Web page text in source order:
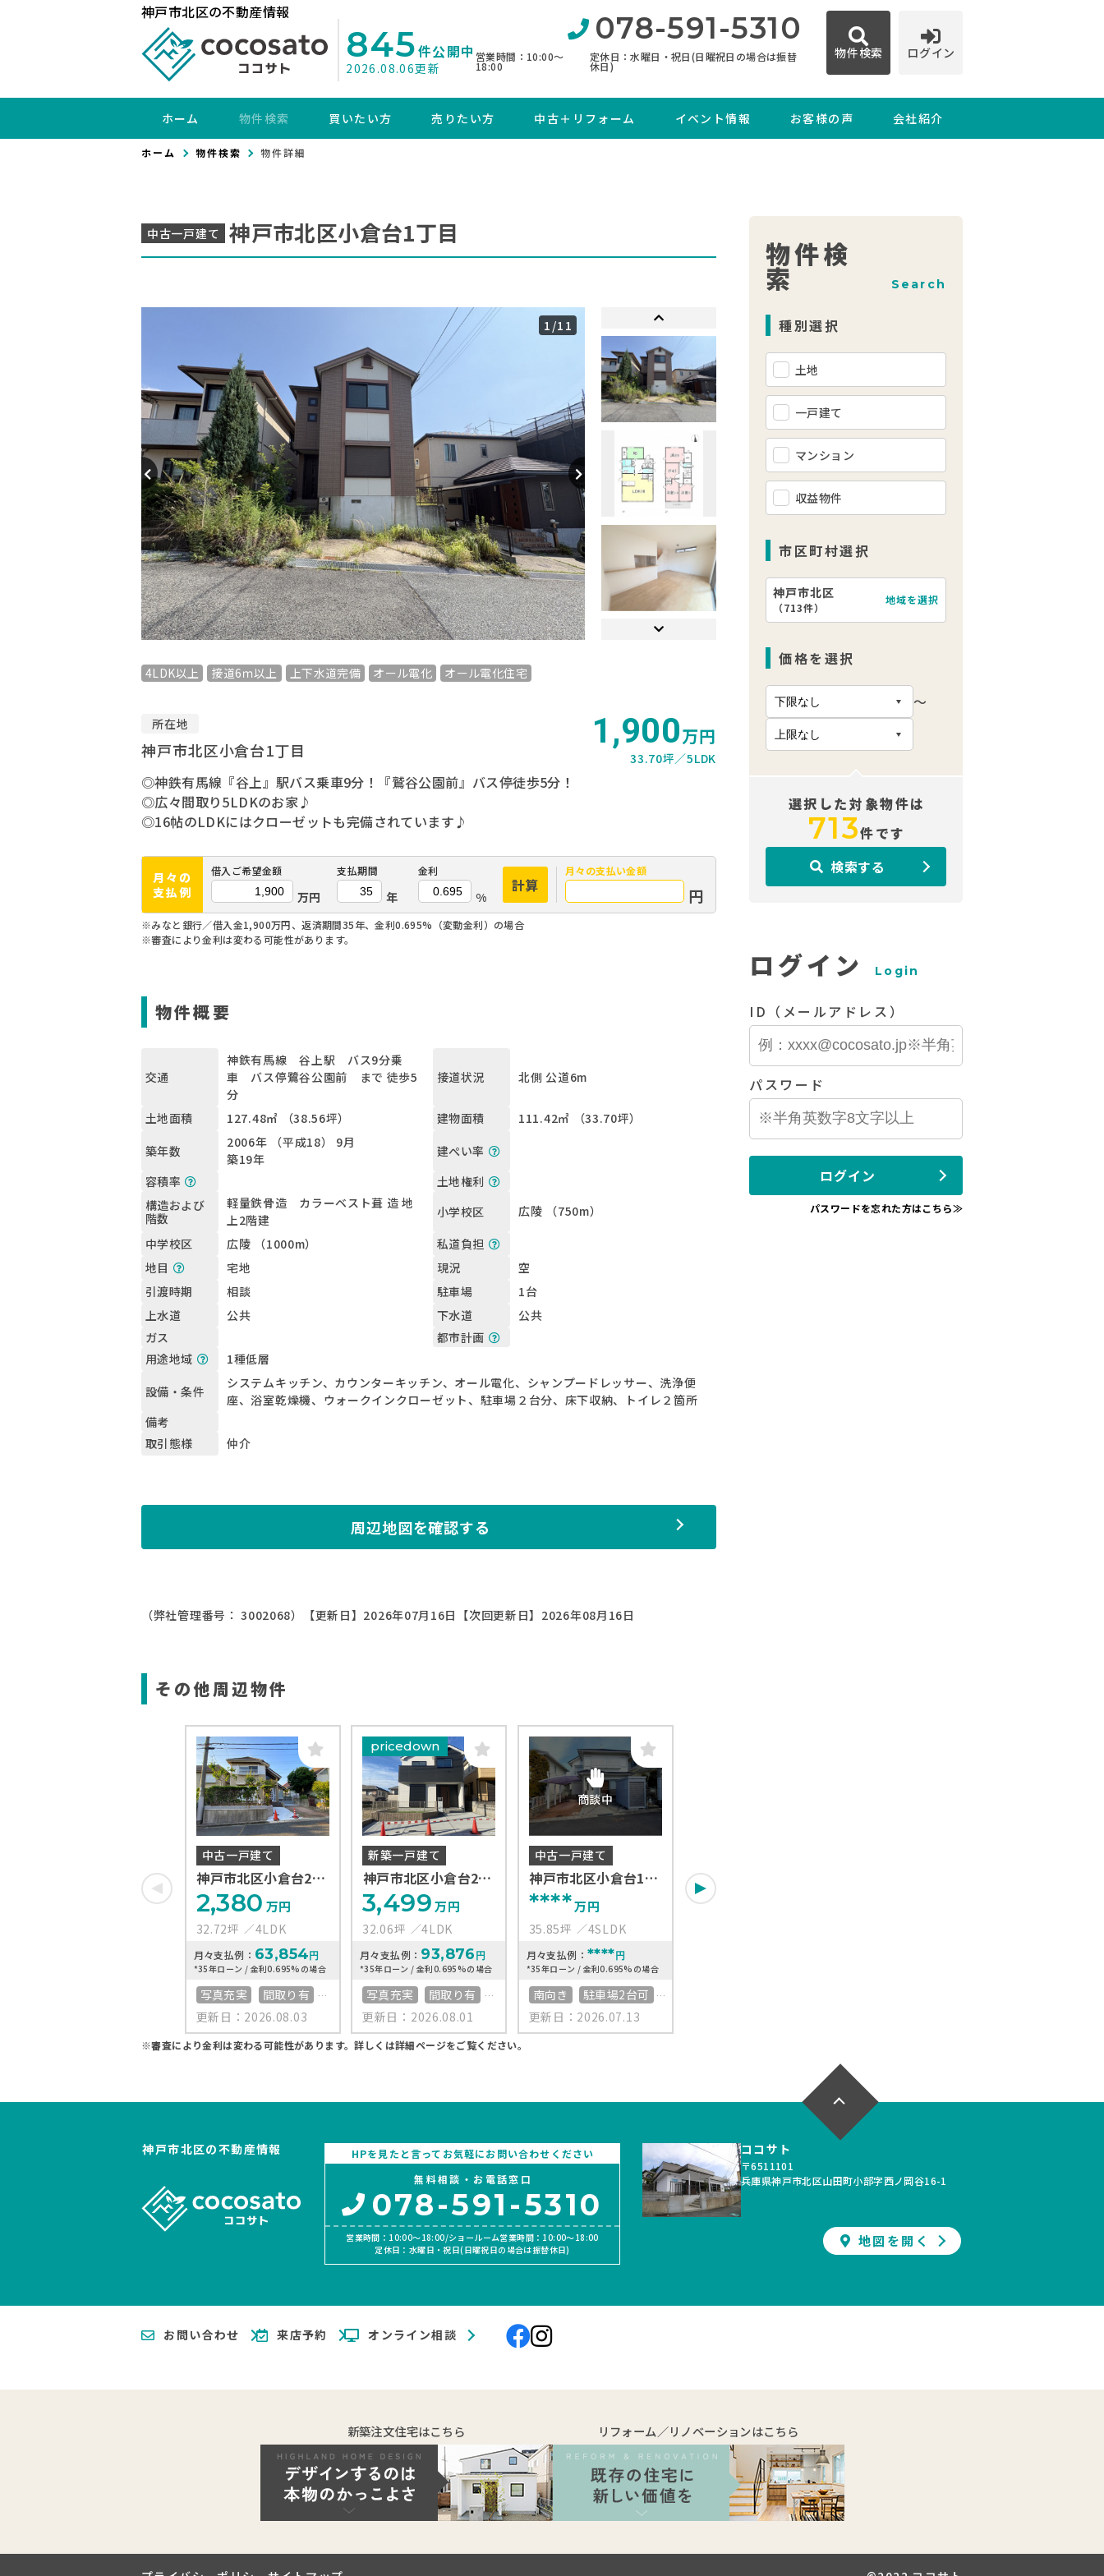
845件公開中
2026.08.06更新
神戸市北区の不動産情報 078-591-5310
営業時間：10:00〜
18:00
定休日：水曜日・祝日(日曜祝日の場合は振替
休日)
物件検索 ログイン
ホーム 物件検索 買いたい方 売りたい方 中古＋リフォーム イベント情報 お客様の声 会社紹介
ホーム 物件検索 物件詳細
中古一戸建て 神戸市北区小倉台1丁目
1 /11
4LDK以上 接道6ｍ以上 上下水道完備 オール電化 オール電化住宅
所在地
神戸市北区小倉台1丁目 1,900万円
33.70坪 5LDK
◎神鉄有馬線『谷上』駅バス乗車9分！『鷲谷公園前』バス停徒歩5分！
◎広々間取り5LDKのお家♪
◎16帖のLDKにはクローゼットも完備されています♪
月々の
支払例
借入ご希望金額
万円
支払期間
年
金利
%
計算
月々の支払い金額
円
※みなと銀行／借入金1,900万円、返済期間35年、金利0.695%（変動金利）の場合
※審査により金利は変わる可能性があります。
物件概要
交通
神鉄有馬線 谷上駅 バス9分乗
車 バス停鷺谷公園前 まで 徒歩5
分
接道状況 北側 公道6m
土地面積 127.48㎡ （38.56坪） 建物面積
111.42㎡ （33.70坪）
築年数
2006年 （平成18） 9月
築19年
建ぺい率
容積率
土地権利
構造および
階数
軽量鉄骨造 カラーベスト葺 造 地
上2階建
小学校区
広陵 （750m）
中学校区
広陵 （1000m）
私道負担
地目
宅地 現況
空
引渡時期
相談 駐車場
1台
上水道
公共 下水道
公共
ガス
都市計画
用途地域
1種低層
設備・条件
システムキッチン、カウンターキッチン、オール電化、シャンプードレッサー、洗浄便
座、浴室乾燥機、ウォークインクローゼット、駐車場２台分、床下収納、トイレ２箇所
備考
取引態様
仲介
周辺地図を確認する
（弊社管理番号： 3002068） 【更新日】2026年07月16日 【次回更新日】2026年08月16日
その他周辺物件
中古一戸建て
神戸市北区小倉台2丁
目
2,380 万円
32.72坪 4LDK
月々支払例： 63,854円
*35年ローン / 金利0.695%の場合
写真充実
間取り有
南向き
リフォーム済
50坪以上
4LDK以上
更新日：2026.08.03
pricedown
新築一戸建て
神戸市北区小倉台2丁
目2号棟
3,499万円
32.06坪 4LDK
月々支払例： 93,876 円
*35年ローン / 金利0.695%の場合
写真充実
間取り有
築10年以内
南向き
駐車場2台可
上下水道完備
更新日：2026.08.01
商談中
中古一戸建て
神戸市北区小倉台1丁
目
****万円
35.85坪 4SLDK
月々支払例： ****円
*35年ローン / 金利0.695%の場合
南向き
駐車場2台可
4LDK以上
更新日：2026.07.13
神戸市北区＊＊＊＊
****
上下水道完備
バリアフリー
接道6ｍ以上
上下水道完備
※審査により金利は変わる可能性があります。詳しくは詳細ページをご覧ください。
物件検
索 Search
種別選択
土地
一戸建て
マンション
収益物件
市区町村選択
神戸市北区
（713件）
地域を選択
価格を選択
〜
選択した対象物件は
713件です
検索する
ログイン Login
ID（メールアドレス）
パスワード
ログイン
パスワードを忘れた方はこちら≫
神戸市北区の不動産情報
HPを見たと言ってお気軽にお問い合わせください
無料相談・お電話窓口
078-591-5310
営業時間：10:00〜18:00/ショールーム営業時間：10:00〜18:00
定休日：水曜日・祝日(日曜祝日の場合は振替休日)
ココサト
〒6511101
兵庫県神戸市北区山田町小部字西ノ岡谷16-1
地図を開く
お問い合わせ 来店予約 オンライン相談
新築注文住宅はこちら リフォーム／リノベーションはこちら